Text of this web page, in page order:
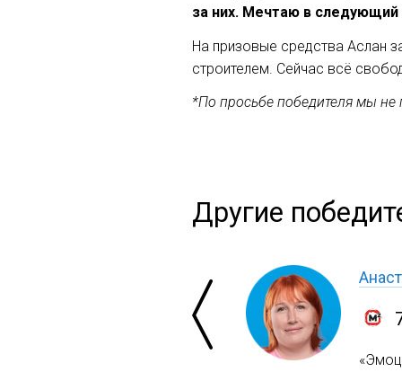
за них. Мечтаю в
На призовые средства Аслан
строителем. Сейчас всё
*По просьбе победителя мы
Другие